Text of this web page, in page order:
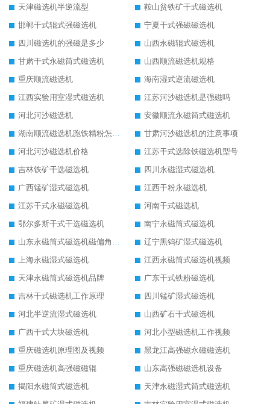
天津磁选机半逆流型
鞍山贫铁矿干式磁选机
邯郸干式辊式强磁选机
宁夏干式强磁磁选机
四川磁选机的强磁是多少
山西永磁辊式磁选机
甘肃干式永磁筒式磁选机
山西顺流磁选机规格
重庆顺流磁选机
海南湿式逆流磁选机
江西实验用室湿式磁选机
江苏河沙磁选机是强磁吗
河北河沙磁选机
安徽顺流永磁筒式磁选机
湖南顺流磁选机跑铁精粉怎么处理
甘肃河沙磁选机的注意事项
河北河沙磁选机价格
江苏干式选除铁磁选机型号
吉林铁矿干选磁选机
四川永磁湿式磁选机
广西锰矿湿式磁选机
江西干粉永磁选机
江苏干式永磁磁选机
河南干式磁选机
鄂尔多斯干式干选磁选机
南宁永磁筒式磁选机
山东永磁筒式磁选机磁偏角怎么调整
辽宁黑钨矿湿式磁选机
上海永磁湿式磁选机
江西永磁筒式磁选机视频
天津永磁筒式磁选机品牌
广东干式铁粉磁选机
吉林干式磁选机工作原理
四川锰矿湿式磁选机
河北半逆流湿式磁选机
山西矿石干式磁选机
广西干式大块磁选机
河北小型磁选机工作视频
重庆磁选机原理图及视频
黑龙江高强磁永磁磁选机
重庆磁选机高强磁磁辊
山东高强磁磁选机设备
揭阳永磁筒式磁选机
天津永磁湿式筒式磁选机